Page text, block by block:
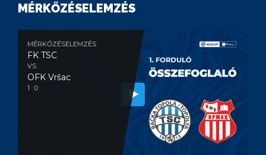
MÉRKŐZÉSELEMZÉS
MÉRKŐZÉSELEMZÉS
FK TSC
VS
OFK Vršac
1 : 0